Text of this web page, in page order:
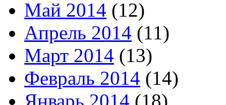
Май 2014 (12)
Апрель 2014 (11)
Март 2014 (13)
Февраль 2014 (14)
Январь 2014 (18)